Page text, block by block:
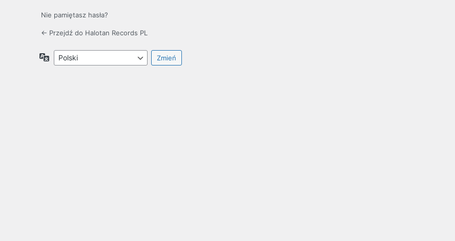
Nie pamiętasz hasła?
← Przejdź do Halotan Records PL
Język